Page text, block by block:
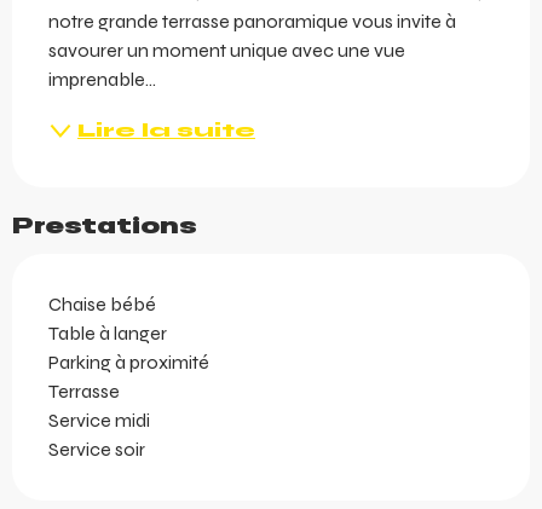
notre grande terrasse panoramique vous invite à
savourer un moment unique avec une vue
imprenable...
Lire la suite
Prestations
Chaise bébé
Table à langer
Parking à proximité
Terrasse
Service midi
Service soir